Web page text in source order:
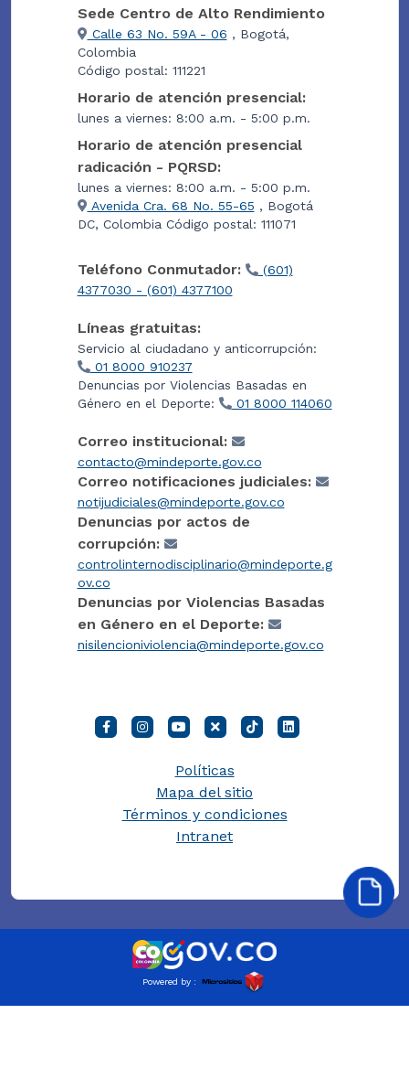
Sede Centro de Alto Rendimiento
Calle 63 No. 59A - 06 , Bogotá,
Colombia
Código postal: 111221
Horario de atención presencial:
lunes a viernes: 8:00 a.m. - 5:00 p.m.
Horario de atención presencial
radicación - PQRSD:
lunes a viernes: 8:00 a.m. - 5:00 p.m.
Avenida Cra. 68 No. 55-65 , Bogotá
DC, Colombia Código postal: 111071
Teléfono Conmutador:
(601)
4377030 - (601) 4377100
Líneas gratuitas:
Servicio al ciudadano y anticorrupción:
01 8000 910237
Denuncias por Violencias Basadas en
Género en el Deporte:
01 8000 114060
Correo institucional:
contacto@mindeporte.gov.co
Correo notificaciones judiciales:
notijudiciales@mindeporte.gov.co
Denuncias por actos de
corrupción:
controlinternodisciplinario@mindeporte.g
ov.co
Denuncias por Violencias Basadas
en Género en el Deporte:
nisilencioniviolencia@mindeporte.gov.co
Políticas
Mapa del sitio
Términos y condiciones
Intranet
Powered by :